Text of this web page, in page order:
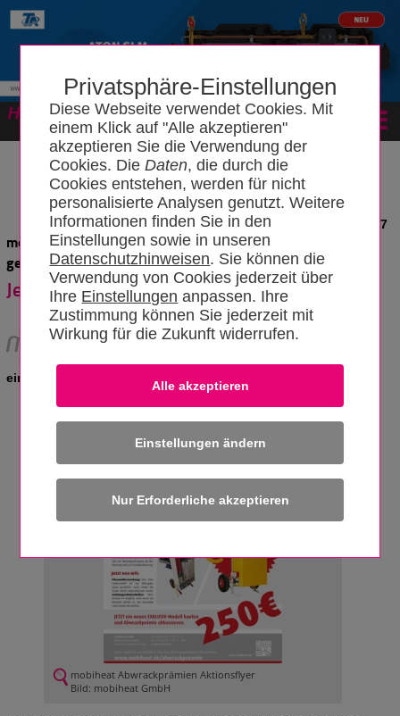
Privatsphäre-Einstellungen
Diese Webseite verwendet Cookies. Mit
einem Klick auf "Alle akzeptieren"
akzeptieren Sie die Verwendung der
Cookies. DieDaten, die durch die
Cookies entstehen, werden für nicht
personalisierte Analysen genutzt. Weitere
Informationen finden Sie in den
Einstellungen sowie in unseren
Datenschutzhinweisen. Sie können die
Verwendung von Cookies jederzeit über
Ihre Einstellungen anpassen. Ihre
Zustimmung können Sie jederzeit mit
Wirkung für die Zukunft widerrufen.
Einstellungen ändern
News vom 17.03.2017
mobiheat bezahlt bei Neukauf 250 Euro für alte und
gebrauchte Elektroheizmobile - egal welcher Marke
Jetzt abwracken und Prämie kassieren!
Für den Monat Juni 2017 plant mobiheat
eine Abwrackprämie für Elektroheizmobile.
mobiheat Abwrackprämien Aktionsflyer
Bild: mobiheat GmbH